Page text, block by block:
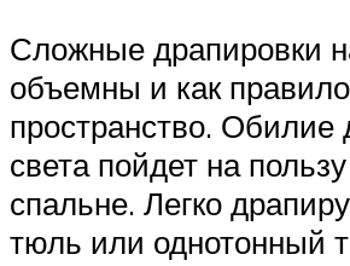
Сложные драпировки
объемны и как
пространство. Обилие
света пойдет на
спальне. Легко
тюль или однотонный